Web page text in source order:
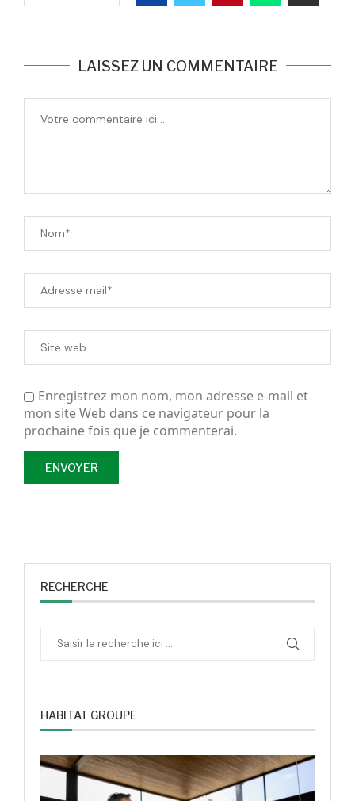
LAISSEZ UN COMMENTAIRE
Enregistrez mon nom, mon adresse e-mail et
mon site Web dans ce navigateur pour la
prochaine fois que je commenterai.
RECHERCHE
HABITAT GROUPE